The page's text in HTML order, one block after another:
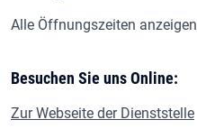
Alle Öffnungszeiten anzeigen
Besuchen Sie uns Online:
Zur Webseite der Dienststelle